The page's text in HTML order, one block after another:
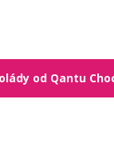
od Qantu